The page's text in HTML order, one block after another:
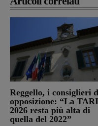
Reggello, i consiglieri
opposizione: “La TARI
2026 resta più alta di
quella del 2022”